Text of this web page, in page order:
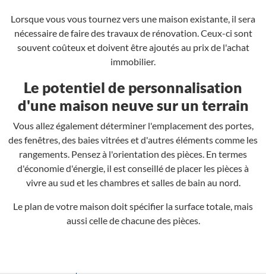
Lorsque vous vous tournez vers une maison existante, il sera
nécessaire de faire des travaux de rénovation. Ceux-ci sont
souvent coûteux et doivent être ajoutés au prix de l'achat
immobilier.
Le potentiel de personnalisation
d'une maison neuve sur un terrain
Vous allez également déterminer l'emplacement des portes,
des fenêtres, des baies vitrées et d'autres éléments comme les
rangements. Pensez à l'orientation des pièces. En termes
d'économie d'énergie, il est conseillé de placer les pièces à
vivre au sud et les chambres et salles de bain au nord.
Le plan de votre maison doit spécifier la surface totale, mais
aussi celle de chacune des pièces.